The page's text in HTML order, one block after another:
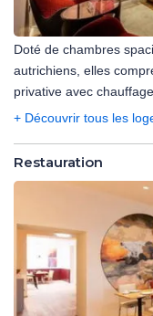
Doté de chambres
autrichiens, elles
privative avec
+ Découvrir tous les
Restauration